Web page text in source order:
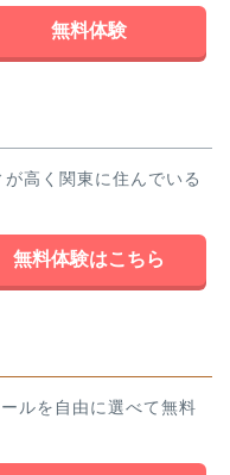
無料体験
高く関東に住んでいる
無料体験はこちら
ルを自由に選べて無料